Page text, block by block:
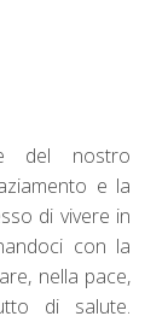
del nostro
e la
di vivere in
con la
nella pace,
di salute.